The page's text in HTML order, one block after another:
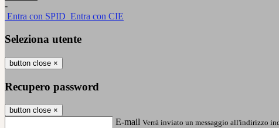
-
Entra con SPID Entra con CIE
Seleziona utente
button close ×
Recupero password
button close ×
E-mail Verrà inviato un messaggio all'indirizzo